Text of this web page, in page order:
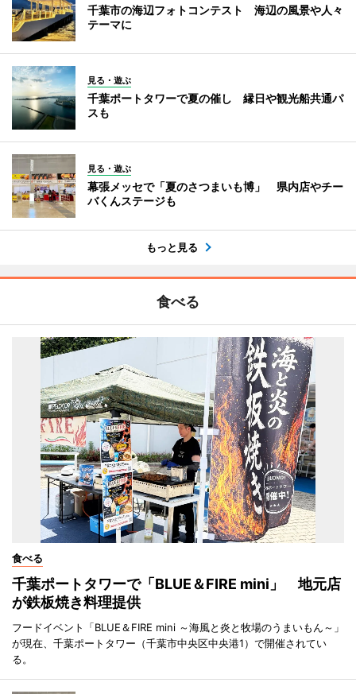
千葉市の海辺フォトコンテスト 海辺の風景や人々
テーマに
見る・遊ぶ
千葉ポートタワーで夏の催し 縁日や観光船共通パ
スも
見る・遊ぶ
幕張メッセで「夏のさつまいも博」 県内店やチー
バくんステージも
もっと見る
食べる
食べる
千葉ポートタワーで「BLUE＆FIRE mini」 地元店
が鉄板焼き料理提供
フードイベント「BLUE＆FIRE mini ～海風と炎と牧場のうまいもん～」
が現在、千葉ポートタワー（千葉市中央区中央港1）で開催されてい
る。